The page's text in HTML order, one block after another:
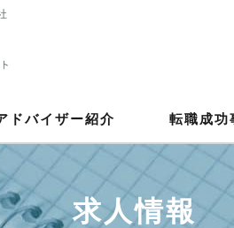
ドバイザー紹介 転職成功
求人情報